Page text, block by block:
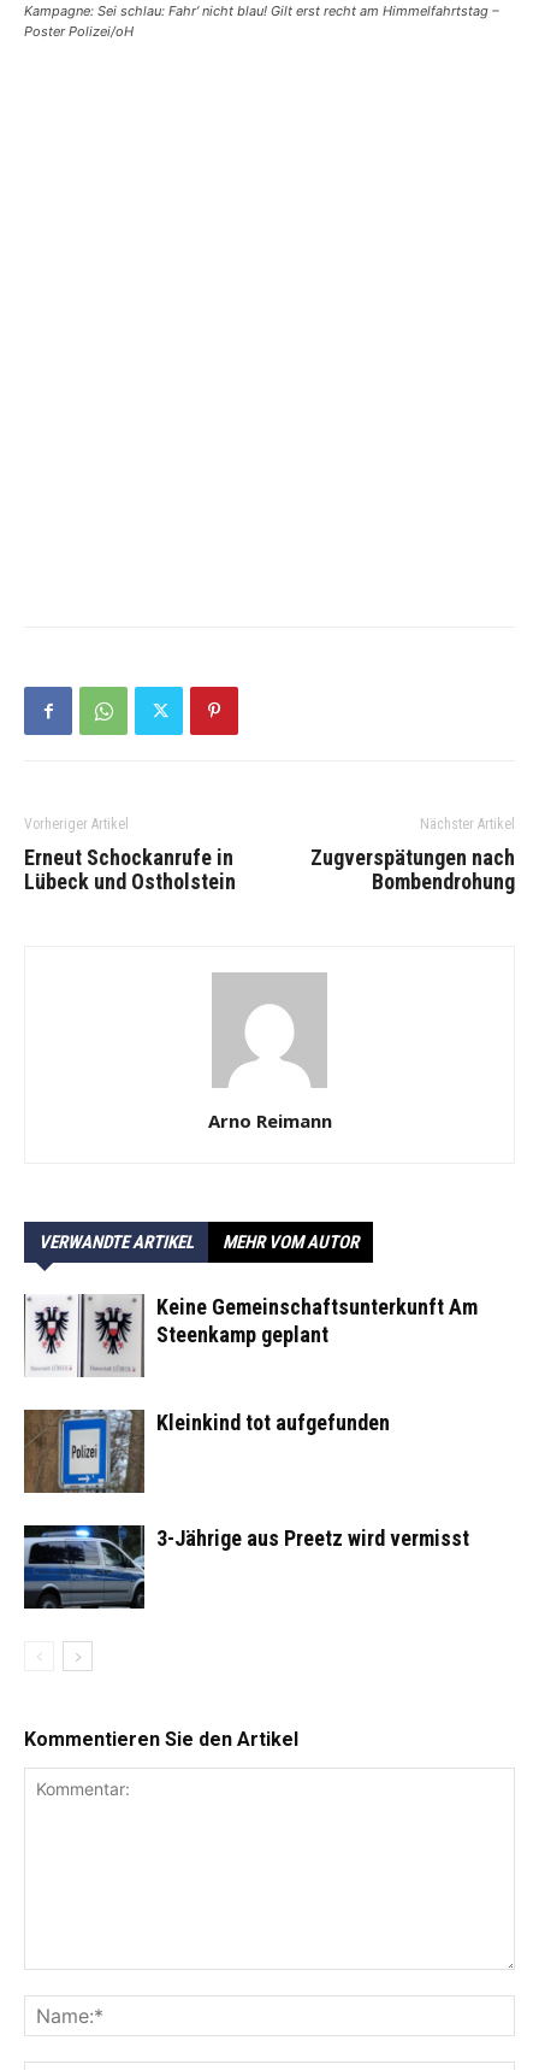
Kampagne: Sei schlau: Fahr‘ nicht blau! Gilt erst recht am Himmelfahrtstag –
Poster Polizei/oH
Vorheriger Artikel
Erneut Schockanrufe in
Lübeck und Ostholstein
Nächster Artikel
Zugverspätungen nach
Bombendrohung
Arno Reimann
VERWANDTE ARTIKEL MEHR VOM AUTOR
Keine Gemeinschaftsunterkunft Am
Steenkamp geplant
Kleinkind tot aufgefunden
3-Jährige aus Preetz wird vermisst
Kommentieren Sie den Artikel